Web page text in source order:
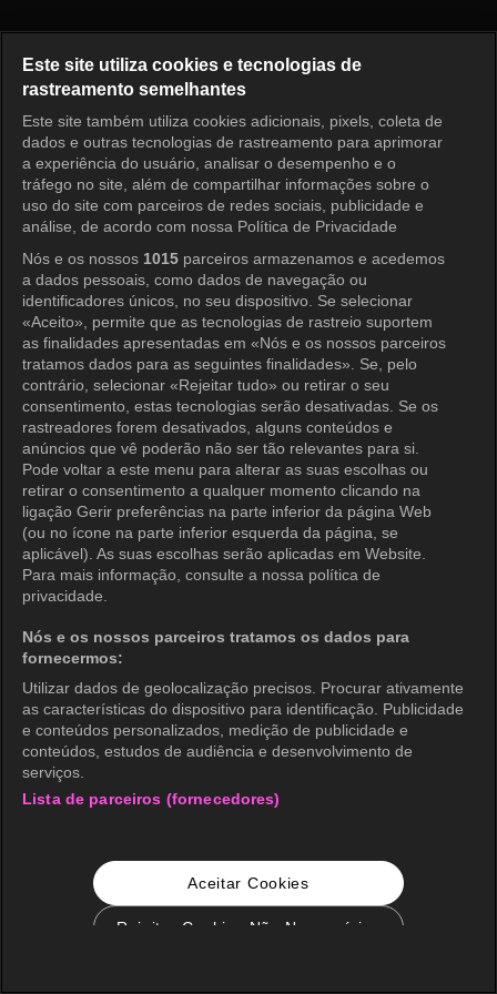
Entrar
Este site utiliza cookies e tecnologias de
rastreamento semelhantes
Este site também utiliza cookies adicionais, pixels, coleta de
dados e outras tecnologias de rastreamento para aprimorar
a experiência do usuário, analisar o desempenho e o
tráfego no site, além de compartilhar informações sobre o
uso do site com parceiros de redes sociais, publicidade e
análise, de acordo com nossa Política de Privacidade
Nós e os nossos 1015 parceiros armazenamos e acedemos
a dados pessoais, como dados de navegação ou
identificadores únicos, no seu dispositivo. Se selecionar
«Aceito», permite que as tecnologias de rastreio suportem
as finalidades apresentadas em «Nós e os nossos parceiros
tratamos dados para as seguintes finalidades». Se, pelo
contrário, selecionar «Rejeitar tudo» ou retirar o seu
consentimento, estas tecnologias serão desativadas. Se os
rastreadores forem desativados, alguns conteúdos e
anúncios que vê poderão não ser tão relevantes para si.
Pode voltar a este menu para alterar as suas escolhas ou
retirar o consentimento a qualquer momento clicando na
ligação Gerir preferências na parte inferior da página Web
(ou no ícone na parte inferior esquerda da página, se
aplicável). As suas escolhas serão aplicadas em Website.
Para mais informação, consulte a nossa política de
privacidade.
Nós e os nossos parceiros tratamos os dados para
fornecermos:
Utilizar dados de geolocalização precisos. Procurar ativamente
as características do dispositivo para identificação. Publicidade
e conteúdos personalizados, medição de publicidade e
conteúdos, estudos de audiência e desenvolvimento de
serviços.
Lista de parceiros (fornecedores)
Aceitar Cookies
Rejeitar Cookies Não Necessários